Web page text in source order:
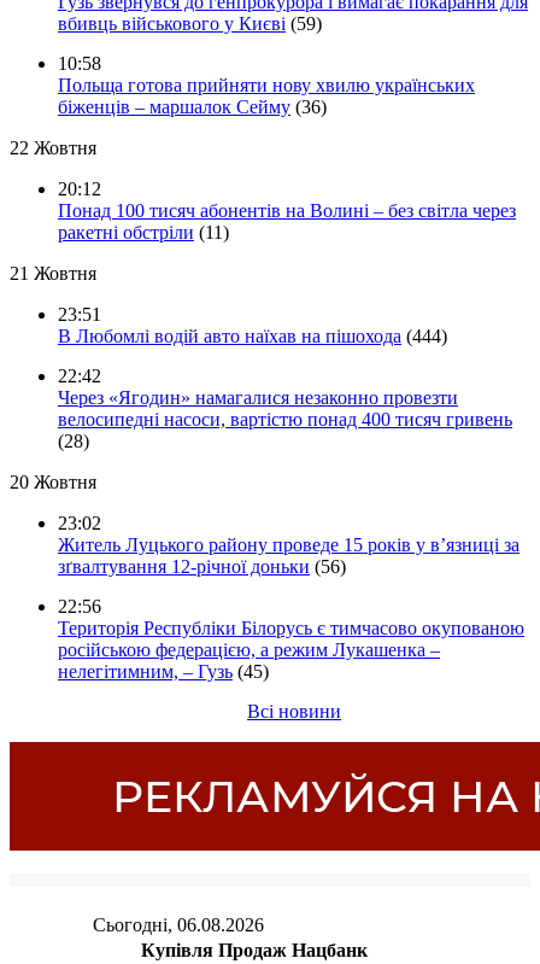
вбивць військового у Києві (59)
10:58
Польща готова прийняти нову хвилю українських
біженців – маршалок Сейму (36)
22 Жовтня
20:12
Понад 100 тисяч абонентів на Волині – без світла через
ракетні обстріли (11)
21 Жовтня
23:51
В Любомлі водій авто наїхав на пішохода (444)
22:42
Через «Ягодин» намагалися незаконно провезти
велосипедні насоси, вартістю понад 400 тисяч гривень
(28)
20 Жовтня
23:02
Житель Луцького району проведе 15 років у в’язниці за
зґвалтування 12-річної доньки (56)
22:56
Територія Республіки Білорусь є тимчасово окупованою
російською федерацією, а режим Лукашенка –
нелегітимним, – Гузь (45)
Всі новини